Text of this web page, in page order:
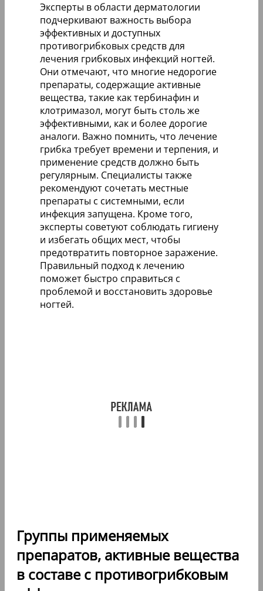
Эксперты в области дерматологии
подчеркивают важность выбора
эффективных и доступных
противогрибковых средств для
лечения грибковых инфекций ногтей.
Они отмечают, что многие недорогие
препараты, содержащие активные
вещества, такие как тербинафин и
клотримазол, могут быть столь же
эффективными, как и более дорогие
аналоги. Важно помнить, что лечение
грибка требует времени и терпения, и
применение средств должно быть
регулярным. Специалисты также
рекомендуют сочетать местные
препараты с системными, если
инфекция запущена. Кроме того,
эксперты советуют соблюдать гигиену
и избегать общих мест, чтобы
предотвратить повторное заражение.
Правильный подход к лечению
поможет быстро справиться с
проблемой и восстановить здоровье
ногтей.
Группы применяемых
препаратов, активные вещества
в составе с противогрибковым